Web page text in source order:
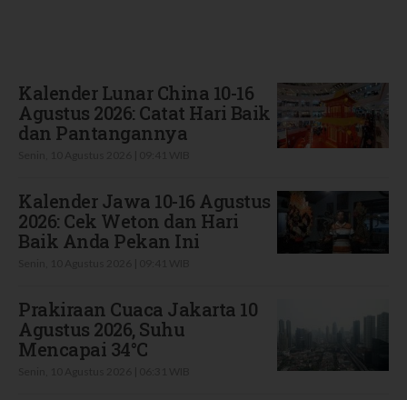
Kalender Lunar China 10-16
Agustus 2026: Catat Hari Baik
dan Pantangannya
Kalender Jawa 10-16 Agustus
2026: Cek Weton dan Hari
Baik Anda Pekan Ini
Prakiraan Cuaca Jakarta 10
Agustus 2026, Suhu
Mencapai 34°C